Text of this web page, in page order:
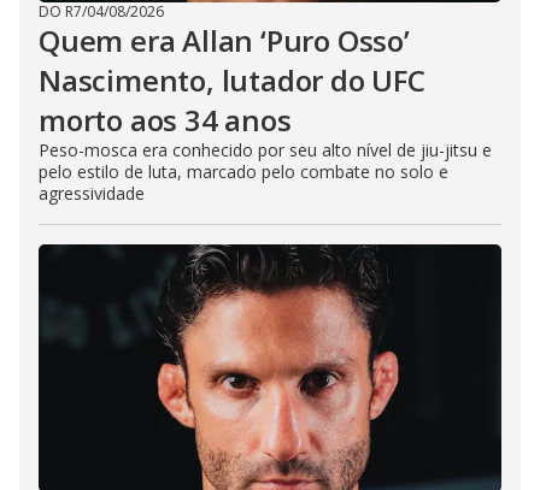
DO R7/04/08/2026
Quem era Allan ‘Puro Osso’
Nascimento, lutador do UFC
morto aos 34 anos
Peso-mosca era conhecido por seu alto nível de jiu-jitsu e
pelo estilo de luta, marcado pelo combate no solo e
agressividade